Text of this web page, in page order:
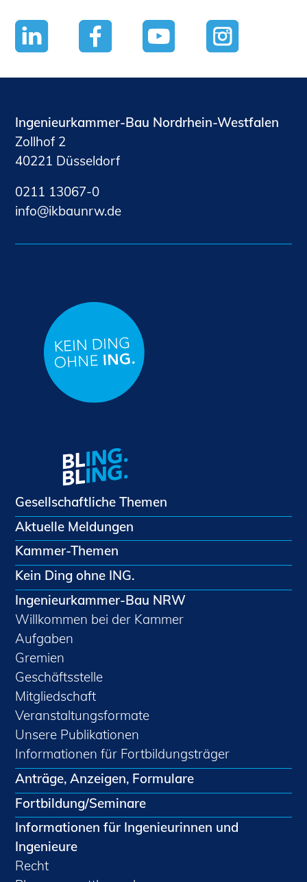
Ingenieurkammer-Bau Nordrhein-Westfalen
Zollhof 2
40221 Düsseldorf
0211 13067-0
nf
kb nrwd
Gesellschaftliche Themen
Aktuelle Meldungen
Kammer-Themen
Kein Ding ohne ING.
Ingenieurkammer-Bau NRW
Willkommen bei der Kammer
Aufgaben
Gremien
Geschäftsstelle
Mitgliedschaft
Veranstaltungsformate
Unsere Publikationen
Informationen für Fortbildungsträger
Anträge, Anzeigen, Formulare
Fortbildung/Seminare
Informationen für Ingenieurinnen und
Ingenieure
Recht